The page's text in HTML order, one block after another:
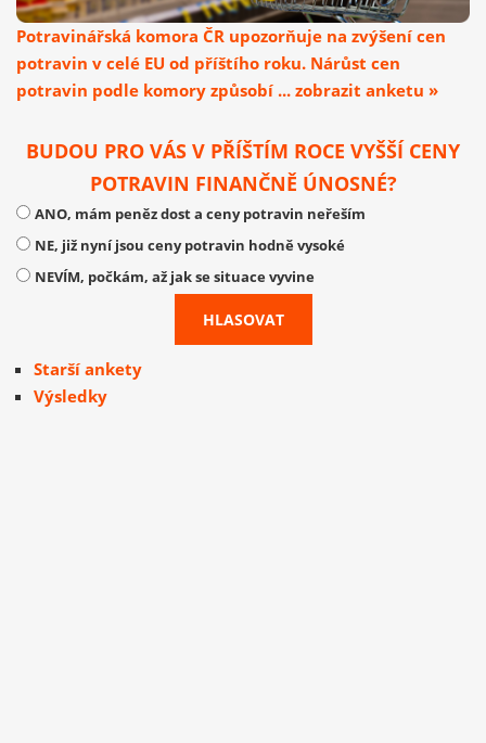
Potravinářská komora ČR upozorňuje na zvýšení cen
potravin v celé EU od příštího roku. Nárůst cen
potravin podle komory způsobí ... zobrazit anketu »
BUDOU PRO VÁS V PŘÍŠTÍM ROCE VYŠŠÍ CENY
POTRAVIN FINANČNĚ ÚNOSNÉ?
ANO, mám peněz dost a ceny potravin neřeším
NE, již nyní jsou ceny potravin hodně vysoké
NEVÍM, počkám, až jak se situace vyvine
Starší ankety
Výsledky